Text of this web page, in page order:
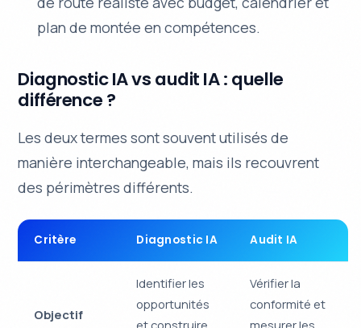
plan de montée en compétences.
Diagnostic IA vs audit IA : quelle
différence ?
Les deux termes sont souvent utilisés de
manière interchangeable, mais ils recouvrent
des périmètres différents.
Critère Diagnostic IA Audit IA
Objectif
Identifier les
opportunités
et construire
Vérifier la
conformité et
mesurer les